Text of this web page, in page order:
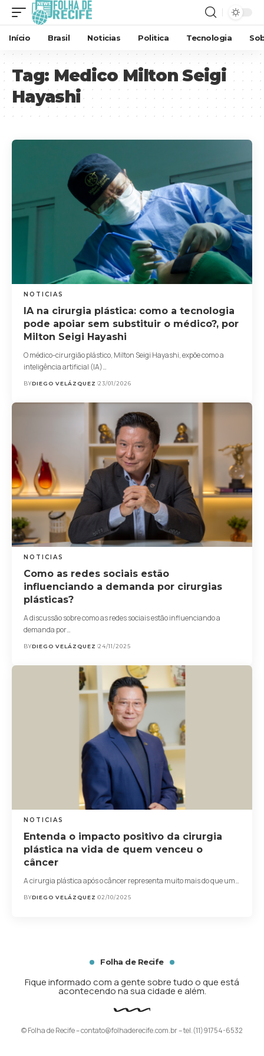
Início Brasil Noticias Politica Tecnologia
Tag: Medico Milton Seigi
Hayashi
NOTICIAS
IA na cirurgia plástica: como a tecnologia
pode apoiar sem substituir o médico?, por
Milton Seigi Hayashi
O médico-cirurgião plástico, Milton Seigi Hayashi, expõe como a
inteligência artificial (IA)…
BYDIEGO VELÁZQUEZ 23/01/2026
NOTICIAS
Como as redes sociais estão
influenciando a demanda por cirurgias
plásticas?
A discussão sobre como as redes sociais estão influenciando a
demanda por…
BYDIEGO VELÁZQUEZ 24/11/2025
NOTICIAS
Entenda o impacto positivo da cirurgia
plástica na vida de quem venceu o
câncer
A cirurgia plástica após o câncer representa muito mais do que um…
BYDIEGO VELÁZQUEZ 02/10/2025
Folha de Recife
Fique informado com a gente sobre tudo o que está
acontecendo na sua cidade e além.
© Folha de Recife –contato@folhaderecife.com.br– tel.(11)91754-6532